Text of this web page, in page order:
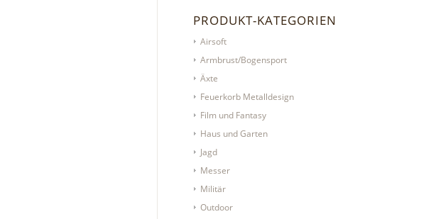
PRODUKT-KATEGORIEN
Airsoft
Armbrust/Bogensport
Äxte
Feuerkorb Metalldesign
Film und Fantasy
Haus und Garten
Jagd
Messer
Militär
Outdoor